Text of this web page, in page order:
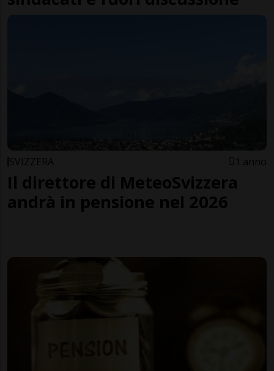
SVIZZERA 1 anno
Il direttore di MeteoSvizzera
andrà in pensione nel 2026